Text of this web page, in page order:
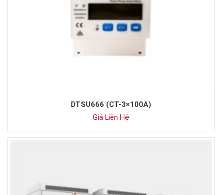
DTSU666 (CT-3×100A)
Giá Liên Hệ